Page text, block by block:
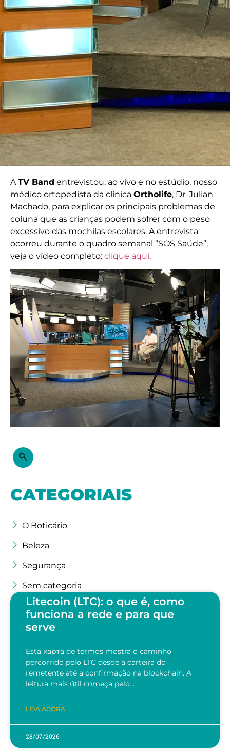
ATV Band entrevistou, ao vivo e no estúdio, nosso
médico ortopedista da clínica Ortholife, Dr. Julian
Machado, para explicar os principais problemas de
coluna que as crianças podem sofrer com o peso
excessivo das mochilas escolares. A entrevista
ocorreu durante o quadro semanal “SOS Saúde”,
veja o vídeo completo: clique aqui.
CATEGORIAIS
O Boticário
Beleza
Segurança
Sem categoria
Litecoin (LTC): o que é, como
funciona a rede e para que
serve
Esta карта de termos mostra o caminho
percorrido pelo LTC desde a carteira do
remetente até a confirmação na blockchain. A
leitura mais útil começa pelo…
LEIA AGORA
28/07/2026